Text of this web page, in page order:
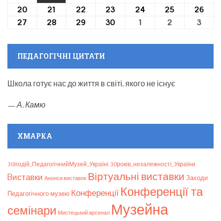
(1
event)
20 20.06.2022
21 21.06.2022
22 22.06.2022
23 23.06.2022
2424.06.2022
25 25.06.2022
26
27 27.06.2022
2828.06.2022
29 29.06.2022
30 30.06.2022
1 01.07.2022
2 02.07.2022
3
ПЕДАГОГІЧНІ ЦИТАТИ
Школа готує нас до життя в світі, якого не існує
—А. Камю
ХМАРКА
30подій_ПедагогічнийМузей_Україні 30років_незалежності_України
Bиставки Анонси виставок Віртуальні виставки Заходи
Педагогічного музею Конференції Конференції та
семінари Мистецький арсенал Музейна